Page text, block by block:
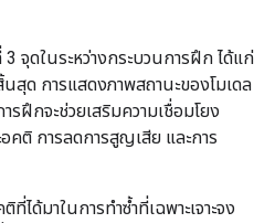
3 จุดในระหว่างกระบวนการฝึก ได้แก่
สุด การแสดงภาพสถานะของโมเดล
ฝึกจะช่วยเสริมความเชื่อมโยง
คติ การลดการสูญเสีย และการ
ได้มาในการทำซ้ำที่เฉพาะเจาะจง